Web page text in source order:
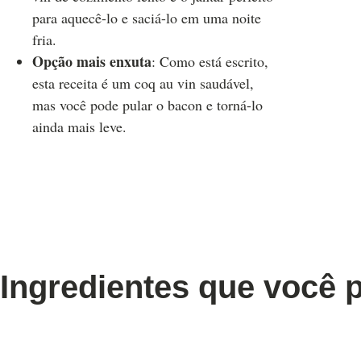
para aquecê-lo e saciá-lo em uma noite
fria.
Opção mais enxuta: Como está escrito,
esta receita é um coq au vin saudável,
mas você pode pular o bacon e torná-lo
ainda mais leve.
Ingredientes que você